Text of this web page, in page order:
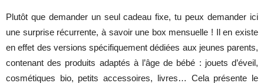
Plutôt que demander un seul cadeau fixe, tu peux demander ici
une surprise récurrente, à savoir une box mensuelle ! Il en existe
en effet des versions spécifiquement dédiées aux jeunes parents,
contenant des produits adaptés à l’âge de bébé : jouets d’éveil,
cosmétiques bio, petits accessoires, livres… Cela présente le